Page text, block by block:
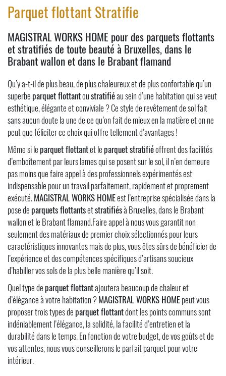
Parquet flottant Stratifie
MAGISTRAL WORKS HOME pour des parquets flottants
et stratifiés de toute beauté à Bruxelles, dans le
Brabant wallon et dans le Brabant flamand
Qu’y a-t-il de plus beau, de plus chaleureux et de plus confortable qu’un
superbe parquet flottantoustratifiéau sein d’une habitation qui se veut
esthétique, élégante et conviviale ? Ce style de revêtement de sol fait
sans aucun doute la une de ce qu’on fait de mieux en la matière et on ne
peut que féliciter ce choix qui offre tellement d’avantages !
Même si le parquet flottantet le parquet stratifiéoffrent des facilités
d’emboîtement par leurs lames qui se posent sur le sol, il n’en demeure
pas moins que faire appel à des professionnels expérimentés est
indispensable pour un travail parfaitement, rapidement et proprement
exécuté.MAGISTRAL WORKS HOMEest l’entreprise spécialisée dans la
pose de parquets flottantsetstratifiésà Bruxelles, dans le Brabant
wallon et le Brabant flamand.Faire appel à nous vous garantit non
seulement des matériaux de premier choix sélectionnés pour leurs
caractéristiques innovantes mais de plus, vous êtes sûrs de bénéficier de
l’expérience et des compétences spécifiques d’artisans soucieux
d’habiller vos sols de la plus belle manière qu’il soit.
Quel type de parquet flottantajoutera beaucoup de chaleur et
d’élégance à votre habitation ?MAGISTRAL WORKS HOMEpeut vous
proposer trois types de parquet flottantdont les points communs sont
indéniablement l’élégance, la solidité, la facilité d’entretien et la
durabilité dans le temps. En fonction de votre budget, de vos goûts et de
vos attentes, nous vous conseillerons le parfait parquet pour votre
intérieur.